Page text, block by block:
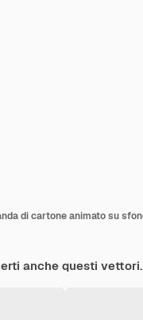
anche questi vettori.